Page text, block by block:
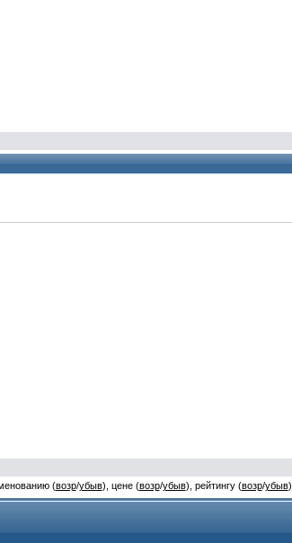
(возр/убыв), цене (возр/убыв), рейтингу (возр/убыв)